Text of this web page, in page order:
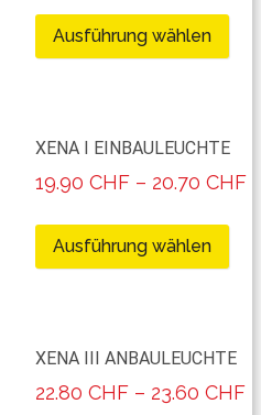
Ausführung wählen
XENA I EINBAULEUCHTE
19.90 CHF– 20.70 CHF
Ausführung wählen
XENA III ANBAULEUCHTE
22.80 CHF– 23.60 CHF